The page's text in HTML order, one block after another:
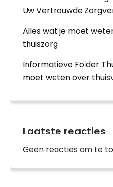
Uw Vertrouwde
Alles wat je moet
thuiszorg
Informatieve Folder
moet weten over
Laatste reacties
Geen reacties om te